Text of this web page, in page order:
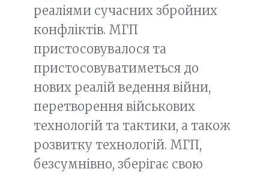
реаліями сучасних збройних
конфліктів. МГП
пристосовувалося та
пристосовуватиметься до
нових реалій ведення війни,
перетворення військових
технологій та тактики, а також
розвитку технологій. МГП,
безсумнівно, зберігає свою